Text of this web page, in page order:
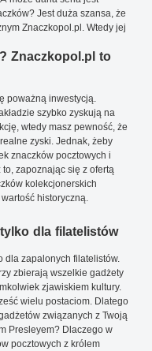
Jest duża szansa, że
Znaczkopol.pl. Wtedy jej
Znaczkopol.pl to
poważną inwestycją.
szybko zyskują na
wtedy masz pewność, że
zyski. Jednak, żeby
znaczków pocztowych i
zapoznając się z ofertą
kolekcjonerskich
historyczną.
dla filatelistów
dla zapalonych filatelistów.
zbierają wszelkie gadżety
zjawiskiem kultury.
wielu postaciom. Dlatego
związanych z Twoją
Presleyem? Dlaczego w
pocztowych z królem